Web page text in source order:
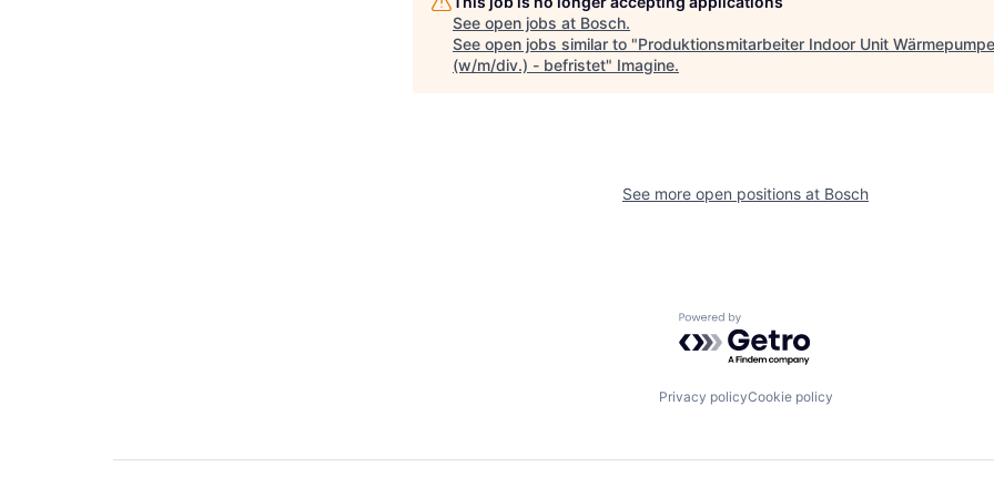
See open jobs at Bosch.
See open jobs similar to "Produktionsmitarbeiter Indoor Unit Wärmepumpe
(w/m/div.) - befristet" Imagine.
See more open positions at Bosch
Powered by Getro.com
Privacy policyCookie policy